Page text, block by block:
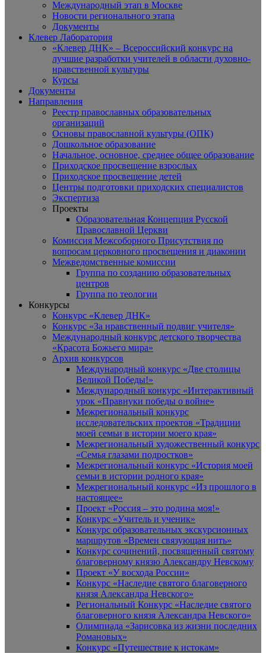
Международный этап в Москве
Новости регионального этапа
Документы
Клевер Лаборатория
«Клевер ДНК» – Всероссийский конкурс на
лучшие разработки учителей в области духовно-
нравственной культуры
Курсы
Документы
Направления
Реестр православных образовательных
организаций
Основы православной культуры (ОПК)
Дошкольное образование
Начальное, основное, среднее общее образование
Приходское просвещение взрослых
Приходское просвещение детей
Центры подготовки приходских специалистов
Экспертиза
Проекты
Образовательная Концепция Русской
Православной Церкви
Комиссия Межсоборного Присутствия по
вопросам церковного просвещения и диаконии
Межведомственные комиссии
Группа по созданию образовательных
центров
Группа по теологии
Конкурсы
Конкурс «Клевер ДНК»
Конкурс «За нравственный подвиг учителя»
Международный конкурс детского творчества
«Красота Божьего мира»
Архив конкурсов
Международный конкурс «Две столицы
Великой Победы!»
Международный конкурс «Интерактивный
урок «Правнуки победы о войне»
Межрегиональный конкурс
исследовательских проектов «Традиции
моей семьи в истории моего края»
Межрегиональный художественный конкурс
«Семья глазами подростков»
Межрегиональный конкурс «История моей
семьи в истории родного края»
Межрегиональный конкурс «Из прошлого в
настоящее»
Проект «Россия – это родина моя!»
Конкурс «Учитель и ученик»
Конкурс образовательных экскурсионных
маршрутов «Времен связующая нить»
Конкурс сочинений, посвященный святому
благоверному князю Александру Невскому
Проект «У восхода России»
Конкурс «Наследие святого благоверного
князя Александра Невского»
Региональный Конкурс «Наследие святого
благоверного князя Александра Невского»
Олимпиада «Зарисовка из жизни последних
Романовых»
Конкурс «Путешествие к истокам»